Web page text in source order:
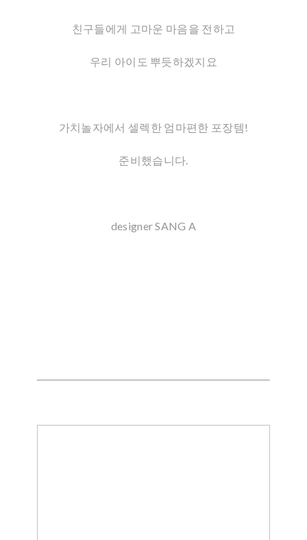
친구들에게 고마운 마음을 전하고
우리 아이도 뿌듯하겠지요
가치놀자에서 셀렉한 엄마편한 포장템!
준비했습니다.
designer SANG A